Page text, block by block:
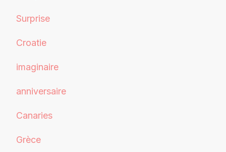
Surprise
Croatie
imaginaire
anniversaire
Canaries
Grèce